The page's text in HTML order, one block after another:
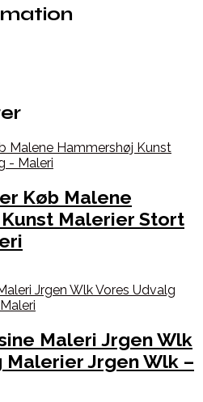
Køb Malene
Malerier Stort
Maleri Jrgen Wlk
Malerier Jrgen Wlk –